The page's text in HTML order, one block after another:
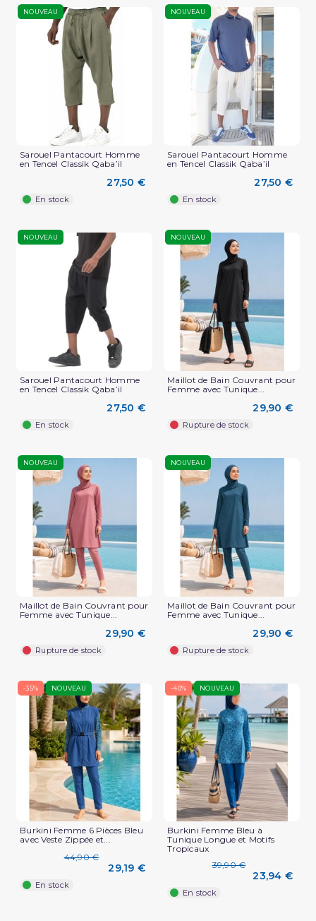
NOUVEAU
Sarouel Pantacourt Homme
en Tencel Classik Qaba’il
27,50 €
En stock
NOUVEAU
Sarouel Pantacourt Homme
en Tencel Classik Qaba’il
27,50 €
En stock
NOUVEAU
Sarouel Pantacourt Homme
en Tencel Classik Qaba’il
27,50 €
En stock
NOUVEAU
Maillot de Bain Couvrant pour
Femme avec Tunique...
29,90 €
Rupture de stock
NOUVEAU
Maillot de Bain Couvrant pour
Femme avec Tunique...
29,90 €
Rupture de stock
NOUVEAU
Maillot de Bain Couvrant pour
Femme avec Tunique...
29,90 €
Rupture de stock
-35% NOUVEAU
Burkini Femme 6 Pièces Bleu
avec Veste Zippée et...
44,90 €
29,19 €
En stock
-40% NOUVEAU
Burkini Femme Bleu à
Tunique Longue et Motifs
Tropicaux
39,90 €
23,94 €
En stock